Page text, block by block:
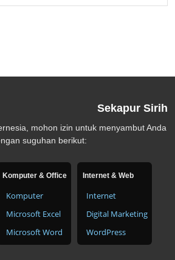
Sekapur Sirih
mohon izin untuk menyambut Anda
suguhan berikut:
Komputer & Office
Komputer
Microsoft Excel
Microsoft Word
Internet & Web
Internet
Digital Marketing
WordPress